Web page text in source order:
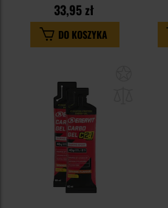
33,95 zł
DO KOSZYKA